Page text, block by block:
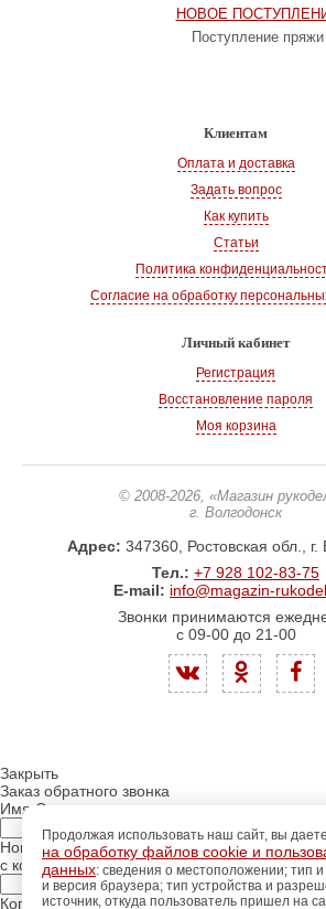
НОВОЕ
Поступление пряжи
Клиентам
Оплата и доставка
Задать вопрос
Как купить
Статьи
Политика
Согласие на обработку
Личный кабинет
Регистрация
Восстановление пароля
Моя корзина
© 2008-2026, «Магазин
г. Волгодонск
Адрес: 347360, Ростовская обл., г.
Тел.: +7 928 102-83-75
E-mail: info@magazin-
Звонки принимаются
с 09-00 до 21-00
Продолжая использовать наш сайт, вы даете
на обработку файлов cookie и
данных: сведения о местоположении; тип
и версия браузера; тип устройства и
источник, откуда пользователь пришел на
Закрыть
Заказ обратного звонка
Имя Отчество:
Номер телефона:
с кодом города
Когда позвонить?